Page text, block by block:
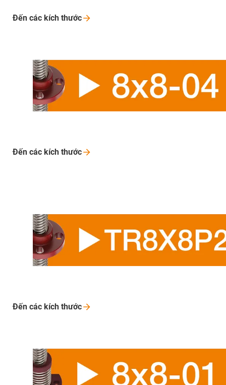
Đến các kích thước
Đến các kích thước
Đến các kích thước